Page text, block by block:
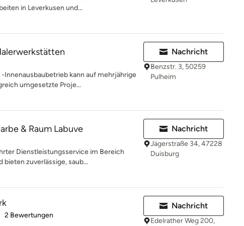
in Leverkusen und...
Innenausbaubetrieb kann auf mehrjährige
umgesetzte Proje...
Nachricht
Benzstr. 3, 50259
Pulheim
& Raum Labuve
Dienstleistungsservice im Bereich
zuverlässige, saub...
Nachricht
Jägerstraße 34, 47228
Duisburg
5 von 5 Sternen
2 Bewertungen
Nachricht
Edelrather Weg 200,